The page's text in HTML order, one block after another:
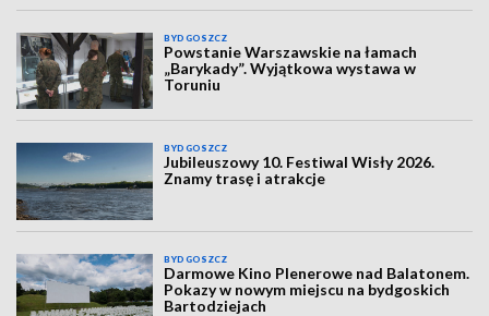
BYDGOSZCZ
Powstanie Warszawskie na łamach
„Barykady”. Wyjątkowa wystawa w
Toruniu
BYDGOSZCZ
Jubileuszowy 10. Festiwal Wisły 2026.
Znamy trasę i atrakcje
BYDGOSZCZ
Darmowe Kino Plenerowe nad Balatonem.
Pokazy w nowym miejscu na bydgoskich
Bartodziejach